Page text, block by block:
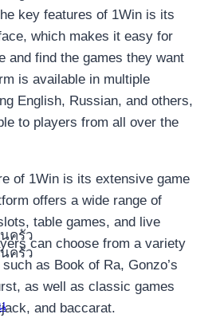
ครัว
ครัว
key features of 1Win is its
which makes it easy for
and find the games they want
is available in multiple
English, Russian, and others,
to players from all over the
of 1Win is its extensive game
offers a wide range of
table games, and live
can choose from a variety
as Book of Ra, Gonzo’s
as well as classic games
and baccarat.